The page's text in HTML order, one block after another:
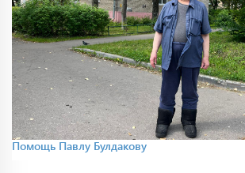
Помощь Павлу Булдакову